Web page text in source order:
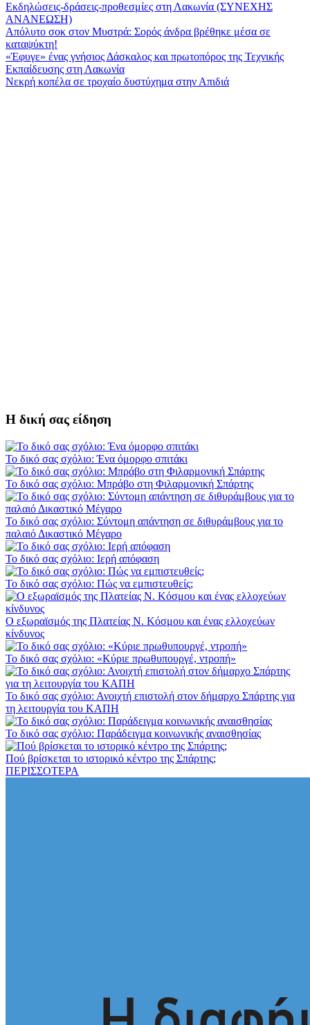
Εκδηλώσεις-δράσεις-προθεσμίες στη Λακωνία (ΣΥΝΕΧΗΣ
ΑΝΑΝΕΩΣΗ)
Απόλυτο σοκ στον Μυστρά: Σορός άνδρα βρέθηκε μέσα σε
καταψύκτη!
«Έφυγε» ένας γνήσιος Δάσκαλος και πρωτοπόρος της Τεχνικής
Εκπαίδευσης στη Λακωνία
Νεκρή κοπέλα σε τροχαίο δυστύχημα στην Απιδιά
Η δική σας είδηση
Το δικό σας σχόλιο: Ένα όμορφο σπιτάκι
Το δικό σας σχόλιο: Μπράβο στη Φιλαρμονική Σπάρτης
Το δικό σας σχόλιο: Σύντομη απάντηση σε διθυράμβους για το
παλαιό Δικαστικό Μέγαρο
Το δικό σας σχόλιο: Ιερή απόφαση
Το δικό σας σχόλιο: Πώς να εμπιστευθείς;
Ο εξωραϊσμός της Πλατείας Ν. Κόσμου και ένας ελλοχεύων
κίνδυνος
Το δικό σας σχόλιο: «Κύριε πρωθυπουργέ, ντροπή»
Το δικό σας σχόλιο: Ανοιχτή επιστολή στον δήμαρχο Σπάρτης για
τη λειτουργία του ΚΑΠΗ
Το δικό σας σχόλιο: Παράδειγμα κοινωνικής αναισθησίας
Πού βρίσκεται το ιστορικό κέντρο της Σπάρτης;
ΠΕΡΙΣΣΟΤΕΡΑ